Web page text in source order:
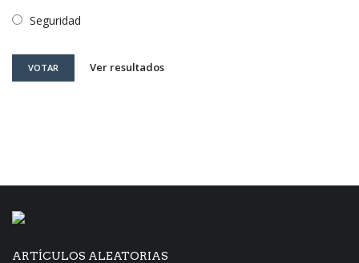
Seguridad
VOTAR Ver resultados
ARTÍCULOS ALEATORIAS